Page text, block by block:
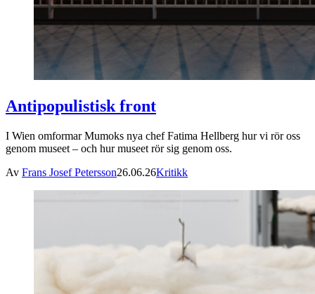
Antipopulistisk front
I Wien omformar Mumoks nya chef Fatima Hellberg hur vi rör oss
genom museet – och hur museet rör sig genom oss.
Av Frans Josef Petersson26.06.26Kritikk